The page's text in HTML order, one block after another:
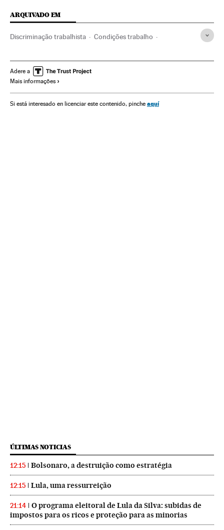
ARQUIVADO EM
Discriminação trabalhista Condições trabalho
Emprego feminino Dias mundiais
Movimentos sociais
Trabalho Sociedade Dia internacional da mulher
Adere a
Mais informações
Si está interesado en licenciar este contenido, pinche aquí
ÚLTIMAS NOTICIAS
12:15 Bolsonaro, a destruição como estratégia
12:15 Lula, uma ressurreição
21:14
O programa eleitoral de Lula da Silva: subidas de
impostos para os ricos e proteção para as minorias